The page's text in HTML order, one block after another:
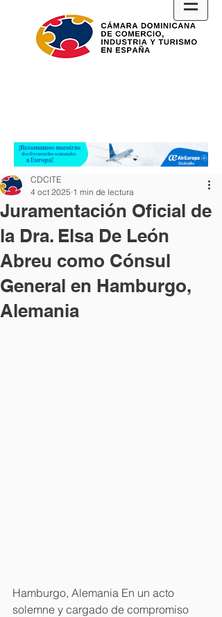
Juramentación Oficial de
la Dra. Elsa De León
Abreu como Cónsul
General en Hamburgo,
Alemania
CDCITE
4 oct 2025 1 min de lectura
Hamburgo, Alemania En un acto
solemne y cargado de compromiso